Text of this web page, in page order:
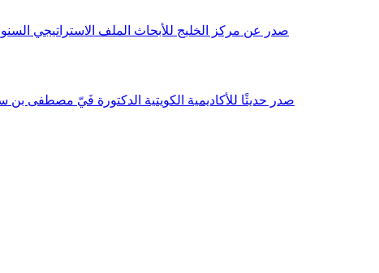
صدر عن مركز الخليج للأبحاث الملف الاستراتيجي السنوي مع بداية عام 2026م، باللغتين العربية والانجليزية وتضمن دراسات تحليلية ورؤى معمقة،
صدر حديثًا للأكاديمية الكويتية الدكتورة فَيّ مصطفى